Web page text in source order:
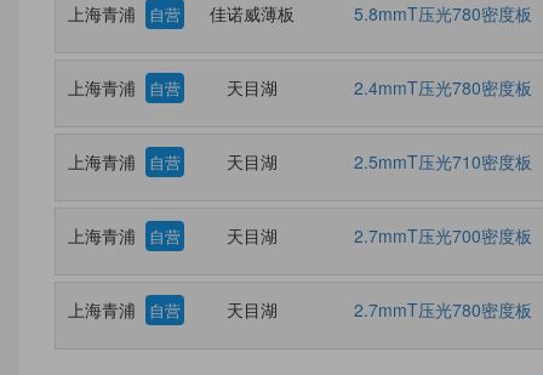
上海青浦 自营 佳诺威薄板 5.8mmT压光780密度板
上海青浦 自营 天目湖 2.4mmT压光780密度板
上海青浦 自营 天目湖 2.5mmT压光710密度板
上海青浦 自营 天目湖 2.7mmT压光700密度板
上海青浦 自营 天目湖 2.7mmT压光780密度板